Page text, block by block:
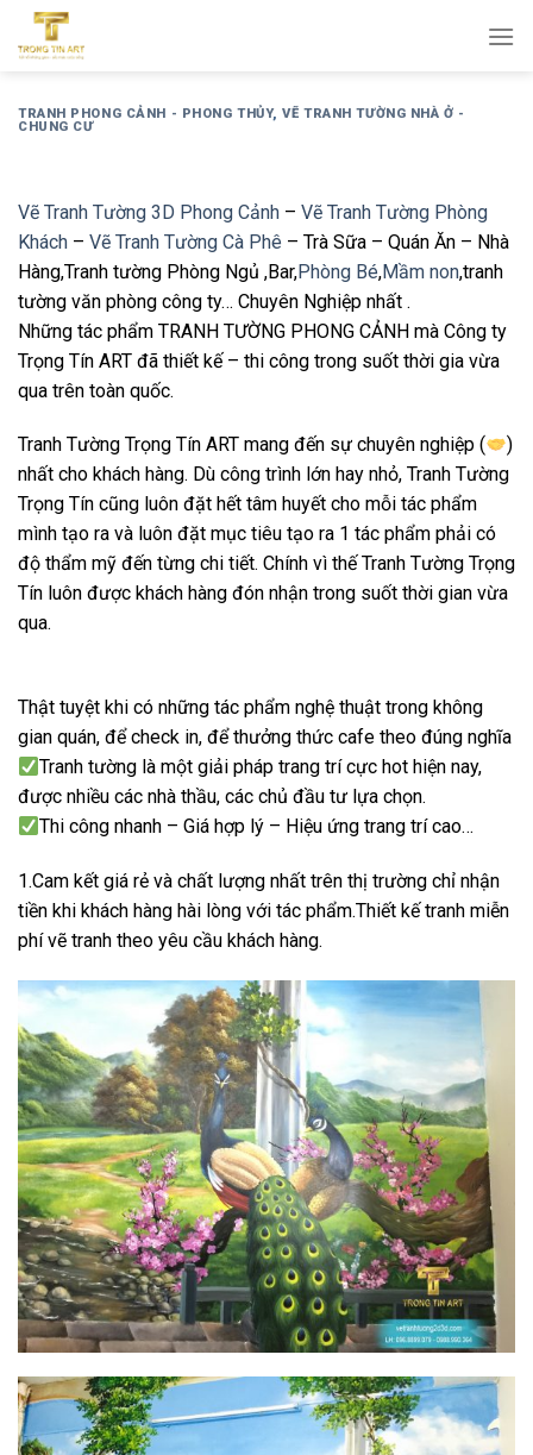
qua
dungTRANH PHONG CẢNH - PHONG THỦY,VẼ TRANH TƯỜNG NHÀ Ở -
CHUNG CƯ
Vẽ Tranh Tường 3D Phong Cảnh – Vẽ Tranh Tường Phòng
Khách – Vẽ Tranh Tường Cà Phê – Trà Sữa – Quán Ăn – Nhà
Hàng,Tranh tường Phòng Ngủ ,Bar,Phòng Bé,Mầm non,tranh
tường văn phòng công ty… Chuyên Nghiệp nhất .
Những tác phẩm TRANH TƯỜNG PHONG CẢNH mà Công ty
Trọng Tín ART đã thiết kế – thi công trong suốt thời gia vừa
qua trên toàn quốc.
Tranh Tường Trọng Tín ART mang đến sự chuyên nghiệp (
)
nhất cho khách hàng. Dù công trình lớn hay nhỏ, Tranh Tường
Trọng Tín cũng luôn đặt hết tâm huyết cho mỗi tác phẩm
mình tạo ra và luôn đặt mục tiêu tạo ra 1 tác phẩm phải có
độ thẩm mỹ đến từng chi tiết. Chính vì thế Tranh Tường Trọng
Tín luôn được khách hàng đón nhận trong suốt thời gian vừa
qua.
Thật tuyệt khi có những tác phẩm nghệ thuật trong không
gian quán, để check in, để thưởng thức cafe theo đúng nghĩa
Tranh tường là một giải pháp trang trí cực hot hiện nay,
được nhiều các nhà thầu, các chủ đầu tư lựa chọn.
Thi công nhanh – Giá hợp lý – Hiệu ứng trang trí cao…
1.Cam kết giá rẻ và chất lượng nhất trên thị trường chỉ nhận
tiền khi khách hàng hài lòng với tác phẩm.Thiết kế tranh miễn
phí vẽ tranh theo yêu cầu khách hàng.